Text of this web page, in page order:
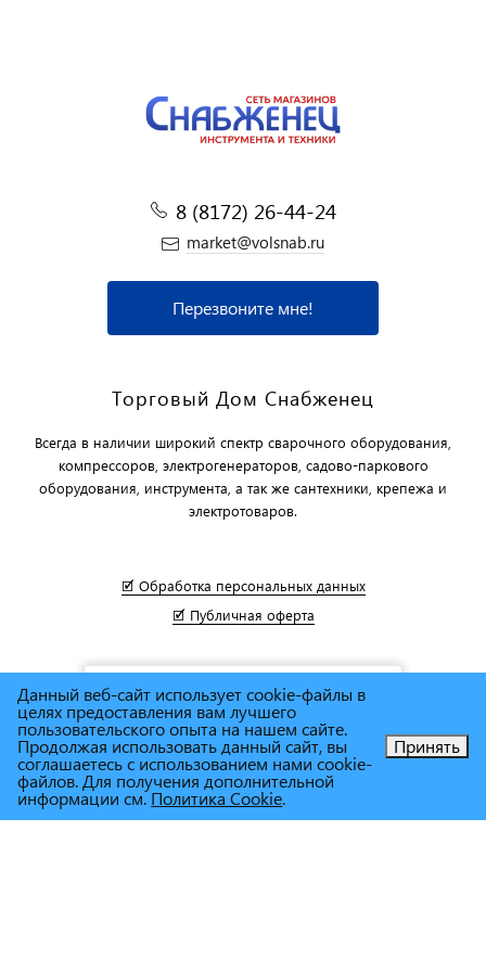
8 (8172) 26-44-24
market@volsnab.ru
Перезвоните мне!
Торговый Дом Снабженец
Всегда в наличии широкий спектр сварочного оборудования,
компрессоров, электрогенераторов, садово-паркового
оборудования, инструмента, а так же сантехники, крепежа и
электротоваров.
🗹 Обработка персональных данных
🗹 Публичная оферта
Позвоните нам!
Данный веб-сайт использует cookie-файлы в
целях предоставления вам лучшего
пользовательского опыта на нашем сайте.
Продолжая использовать данный сайт, вы
соглашаетесь с использованием нами cookie-
файлов. Для получения дополнительной
информации см.Политика Cookie.
Принять